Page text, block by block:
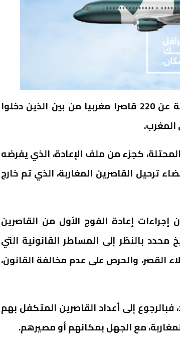
طالب وفد الحكومة الإسبانية بسبتة المحتلة بإنجاز تقارير فردية عن 220 قاصرا مغربيا من بين الذين دخلوا
المغرب.
كجزء من ملف الإعادة، الذي يفرضه
القاصرين المغاربة، الذي تم خارج
إعادة الفوج الأول من القاصرين
بالنظر إلى المساطر القانونية التي
القصر، والحرص على عدم مخالفة القانون،
فبالرجوع إلى أعداد القاصرين المتكفل بهم
مع الجهل بمكانهم أو مصيرهم.